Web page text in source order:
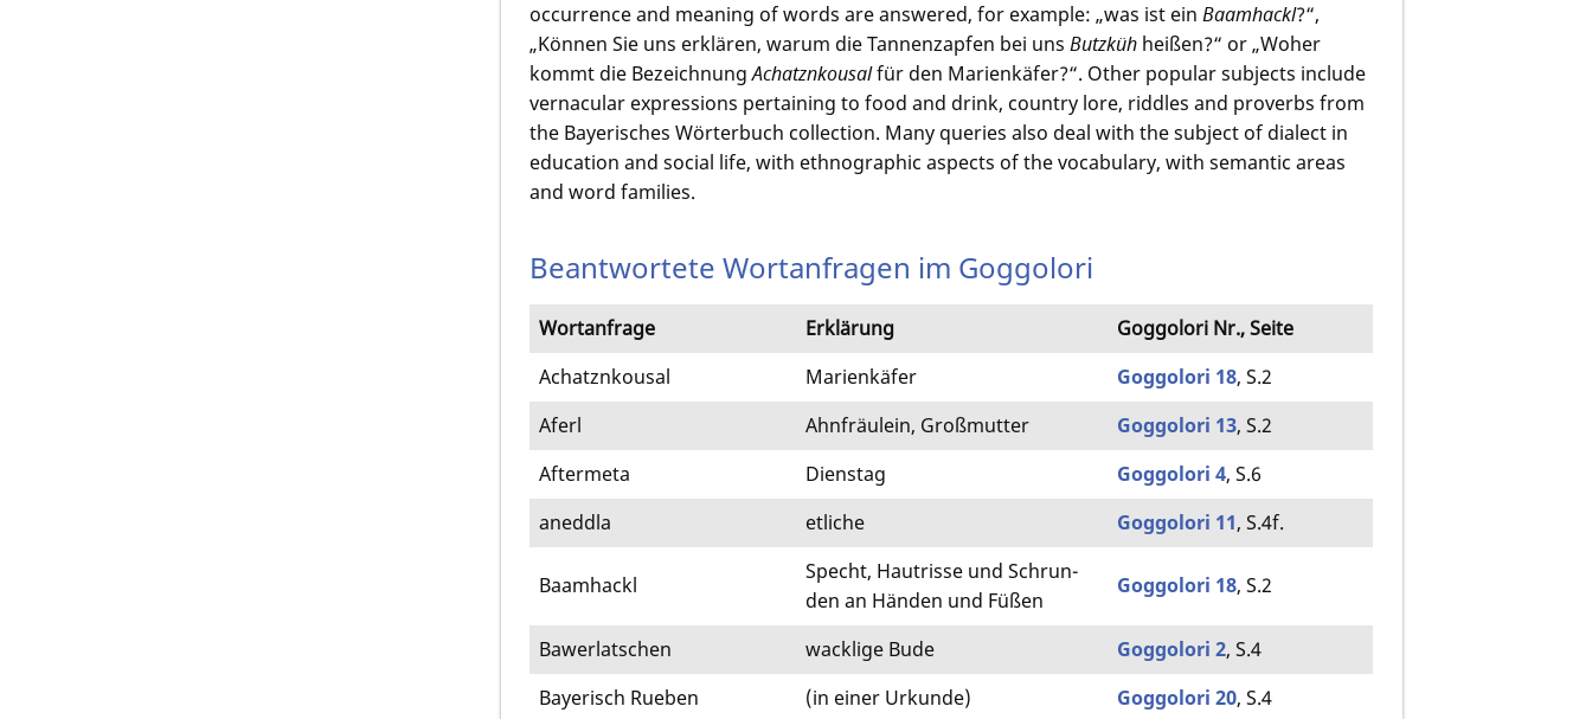
occurrence and meaning of words are answered, for example: „was ist einBaamhackl?“,
„Können Sie uns erklären, warum die Tannenzapfen bei unsButzküh heißen?“ or „Woher
kommt die BezeichnungAchatznkousalfür den Marienkäfer?“. Other popular subjects include
vernacular expressions pertaining to food and drink, country lore, riddles and proverbs from
the Bayerisches Wörterbuch collection. Many queries also deal with the subject of dialect in
education and social life, with ethnographic aspects of the vocabulary, with semantic areas
and word families.
Beantwortete Wortanfragen im Goggolori
Wortanfrage Erklärung
Goggolori Nr., Seite
Achatznkousal
Marienkäfer Goggolori 18, S.2
Aferl
Ahnfräulein, Großmutter Goggolori 13, S.2
Aftermeta
Dienstag Goggolori 4, S.6
aneddla
etliche Goggolori 11, S.4f.
Baamhackl
Specht, Hautrisse und Schrun­
den an Händen und Füßen
Goggolori 18, S.2
Bawerlatschen wacklige Bude Goggolori 2, S.4
Bayerisch Rueben
(in einer Urkunde) Goggolori 20, S.4